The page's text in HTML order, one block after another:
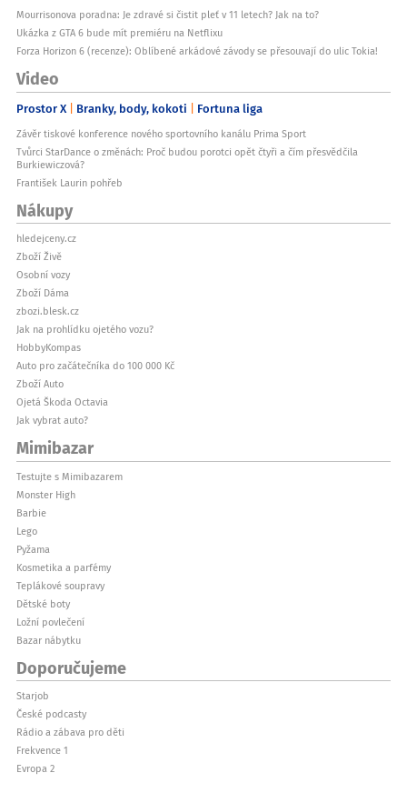
Mourrisonova poradna: Je zdravé si čistit pleť v 11 letech? Jak na to?
Ukázka z GTA 6 bude mít premiéru na Netflixu
Forza Horizon 6 (recenze): Oblíbené arkádové závody se přesouvají do ulic Tokia!
Video
Prostor X Branky, body, kokoti Fortuna liga
Závěr tiskové konference nového sportovního kanálu Prima Sport
Tvůrci StarDance o změnách: Proč budou porotci opět čtyři a čím přesvědčila
Burkiewiczová?
František Laurin pohřeb
Nákupy
hledejceny.cz
Zboží Živě
Osobní vozy
Zboží Dáma
zbozi.blesk.cz
Jak na prohlídku ojetého vozu?
HobbyKompas
Auto pro začátečníka do 100 000 Kč
Zboží Auto
Ojetá Škoda Octavia
Jak vybrat auto?
Mimibazar
Testujte s Mimibazarem
Monster High
Barbie
Lego
Pyžama
Kosmetika a parfémy
Teplákové soupravy
Dětské boty
Ložní povlečení
Bazar nábytku
Doporučujeme
Starjob
České podcasty
Rádio a zábava pro děti
Frekvence 1
Evropa 2